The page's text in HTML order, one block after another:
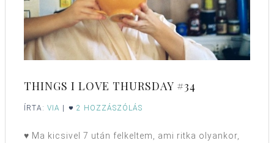
THINGS I LOVE THURSDAY #34
ÍRTA: VIA | 2 HOZZÁSZÓLÁS
♥ Ma kicsivel 7 után felkeltem, ami ritka olyankor,